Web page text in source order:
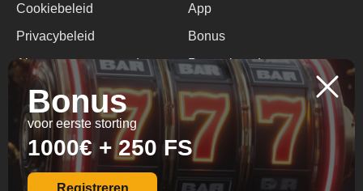
Bonus
voor eerste storting
1000€ + 250 FS
Registreren
Cookiebeleid
Privacybeleid
Algemene voorwaarden
Verantwoord Gokken
App
Bonus
Promotiecode
Geen Stortingsbonus
Contacten
+357 97421835
info@starbet-casino.net